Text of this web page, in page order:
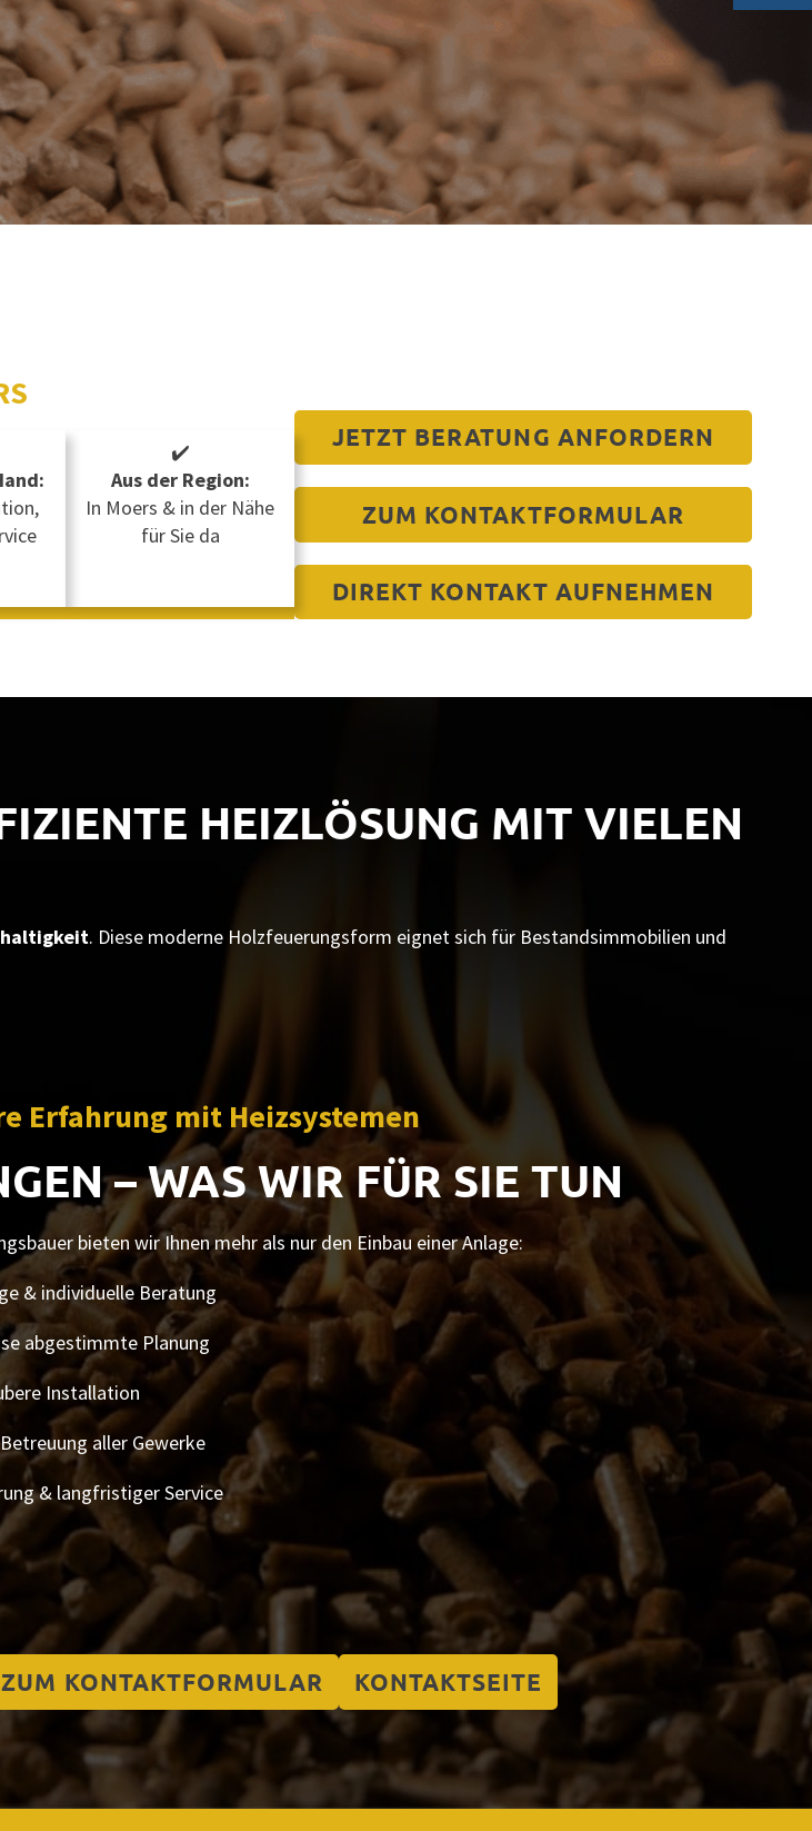
✔️
Aus der Region:
In Moers & in der Nähe
für Sie da
JETZT BERATUNG ANFORDERN
ZUM KONTAKTFORMULAR
DIREKT KONTAKT AUFNEHMEN
HEIZLÖSUNG MIT VIELEN
. Diese moderne Holzfeuerungsform eignet sich für Bestandsimmobilien und
Erfahrung mit Heizsystemen
– WAS WIR FÜR SIE TUN
bieten wir Ihnen mehr als nur den Einbau einer Anlage:
& individuelle Beratung
abgestimmte Planung
Installation
aller Gewerke
& langfristiger Service
ZUM KONTAKTFORMULAR KONTAKTSEITE